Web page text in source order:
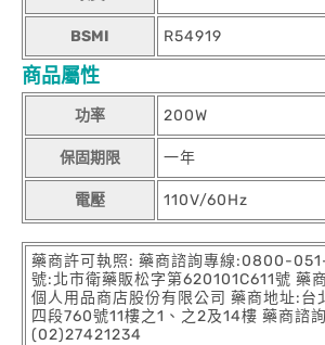
BSMI R54919
商品屬性
功率 200W
保固期限 一年
電壓 110V/60Hz
藥商許可執照: 藥商諮詢專線:0800-
號:北市衛藥販松字第620101C611號 藥
個人用品商店股份有限公司 藥商地址:台
四段760號11樓之1、之2及14樓 藥商諮
(02)27421234